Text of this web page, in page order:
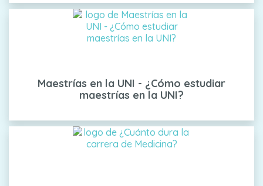
Maestrías en la UNI - ¿Cómo estudiar
maestrías en la UNI?